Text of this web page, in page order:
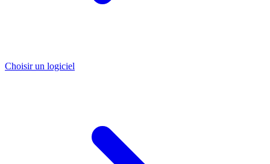
Choisir un logiciel